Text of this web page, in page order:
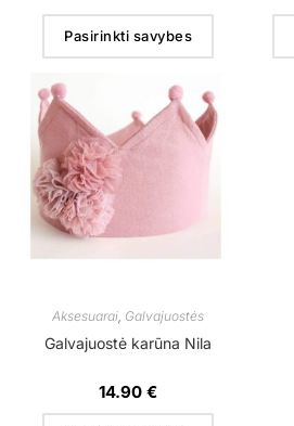
Pasirinkti savybes
Aksesuarai Galvajuostės
Galvajuostė karūna Nila
14.90€